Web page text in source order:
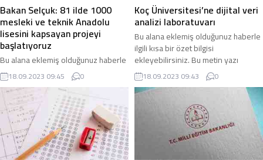
Bakan Selçuk: 81 ilde 1000
mesleki ve teknik Anadolu
lisesini kapsayan projeyi
başlatıyoruz
Bu alana eklemiş olduğunuz haberle
ilgili kısa bir özet bilgisi
ekleyebilirsiniz. Bu metin yazı
düzenleme sayfasında “Özet”
bölümünden eklenebilir. Özet
eklenmişse başlık altında kalın
olarak bu şekilde gösterilir,
eklenmemişse bu alan boş kalır.
18.09.2023 09:45 0
Koç Üniversitesi’ne dijital veri
analizi laboratuvarı
Bu alana eklemiş olduğunuz haberle
ilgili kısa bir özet bilgisi
ekleyebilirsiniz. Bu metin yazı
düzenleme sayfasında “Özet”
bölümünden eklenebilir. Özet
eklenmişse başlık altında kalın
olarak bu şekilde gösterilir,
eklenmemişse bu alan boş kalır.
18.09.2023 09:43 0